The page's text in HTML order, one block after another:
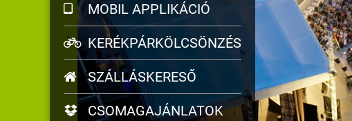
MOBIL APPLIKÁCIÓ
KERÉKPÁRKÖLCSÖNZÉS
SZÁLLÁSKERESŐ
CSOMAGAJÁNLATOK